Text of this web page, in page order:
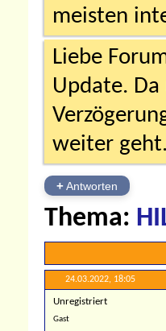
meisten
Liebe
Update.
weiter
+Antworten
Thema:
24.03.2022, 18:05
Unregistriert
Gast